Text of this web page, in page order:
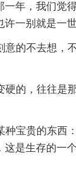
一年，我们觉
一别就是一
意的不去想，
硬的，往往是
种宝贵的东西
是生存的一